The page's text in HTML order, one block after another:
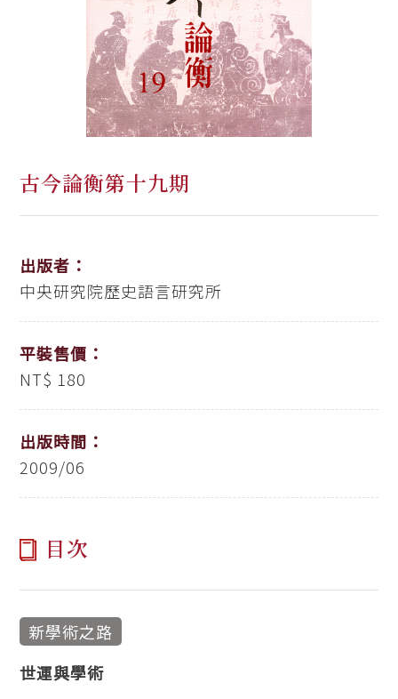
古今論衡第十九期
出版者：
中央研究院歷史語言研究所
平裝售價：
NT$ 180
出版時間：
2009/06
目次
新學術之路
世運與學術